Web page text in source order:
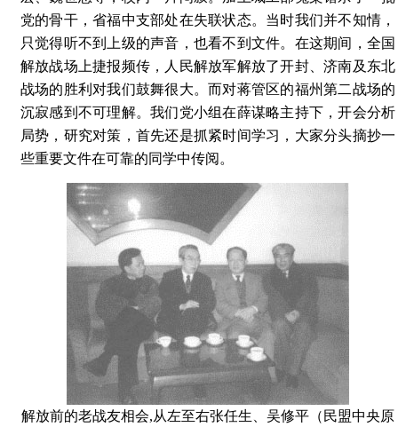
党的骨干，省福中支部处在失联状态。当时我们并不知情，
只觉得听不到上级的声音，也看不到文件。在这期间，全国
解放战场上捷报频传，人民解放军解放了开封、济南及东北
战场的胜利对我们鼓舞很大。而对蒋管区的福州第二战场的
沉寂感到不可理解。我们党小组在薛谋略主持下，开会分析
局势，研究对策，首先还是抓紧时间学习，大家分头摘抄一
些重要文件在可靠的同学中传阅。
解放前的老战友相会,从左至右张任生、吴修平（民盟中央原